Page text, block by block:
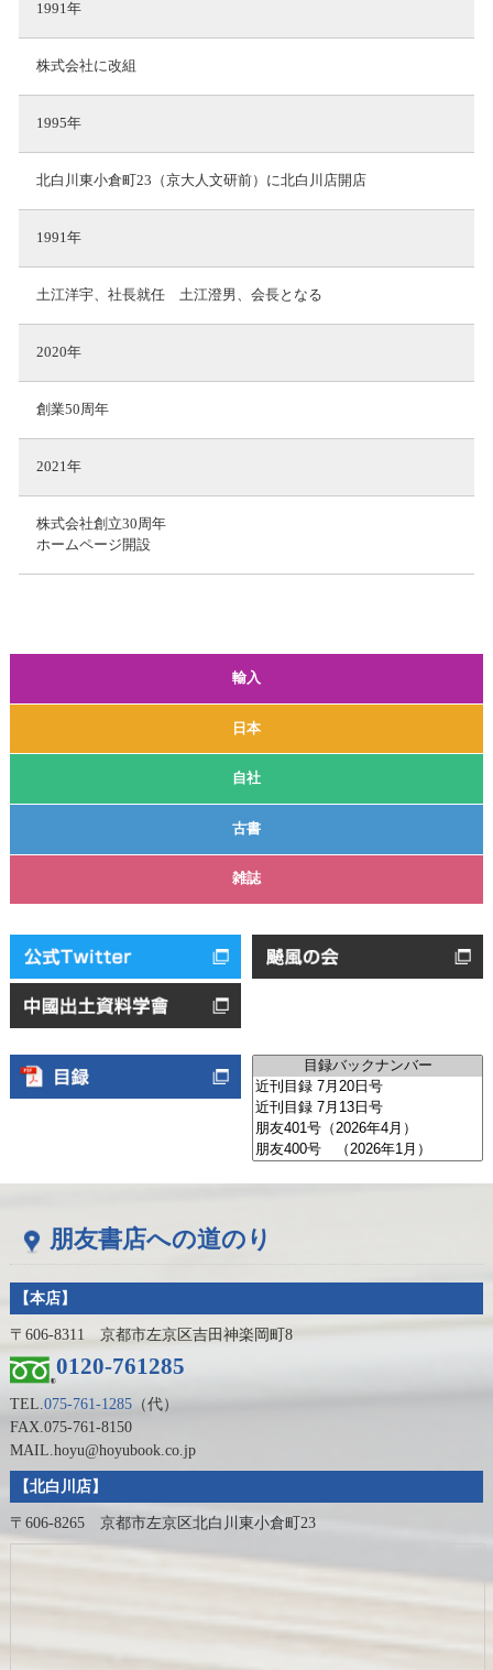
輸入
日本
自社
古書
雑誌
1991年
株式会社に改組
1995年
北白川東小倉町23（京大人文研前）に北白川店開店
1991年
土江洋宇、社長就任 土江澄男、会長となる
2020年
創業50周年
2021年
株式会社創立30周年
ホームページ開設
朋友書店への道のり
【本店】
〒606-8311 京都市左京区吉田神楽岡町8
0120-761285
TEL. 075-761-1285（代）
FAX.075-761-8150
MAIL.hoyu@hoyubook.co.jp
【北白川店】
〒606-8265 京都市左京区北白川東小倉町23